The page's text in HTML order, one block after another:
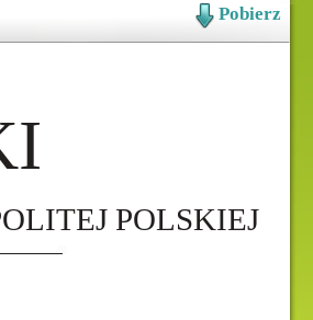
Pobierz
POLSKIEJ